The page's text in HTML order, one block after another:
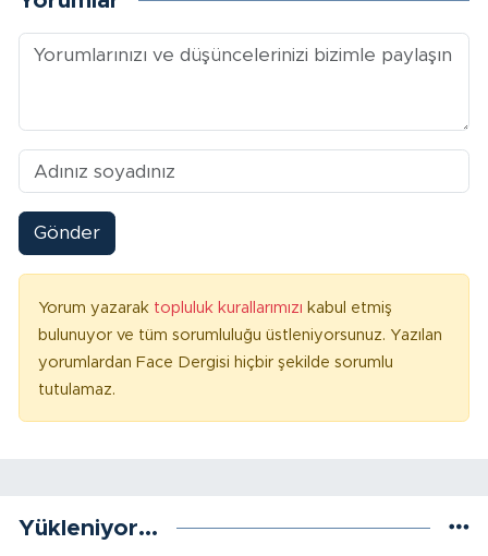
Gönder
Yorum yazarak topluluk kurallarımızı kabul etmiş
bulunuyor ve tüm sorumluluğu üstleniyorsunuz. Yazılan
yorumlardan Face Dergisi hiçbir şekilde sorumlu
tutulamaz.
Yükleniyor...